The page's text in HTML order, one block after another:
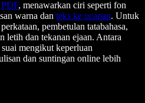
PDF, menawarkan ciri seperti fon
warna dan teks ke ucapan. Untuk
pembetulan tatabahasa,
letih dan tekanan ejaan. Antara
mengikut keperluan
dan suntingan online lebih